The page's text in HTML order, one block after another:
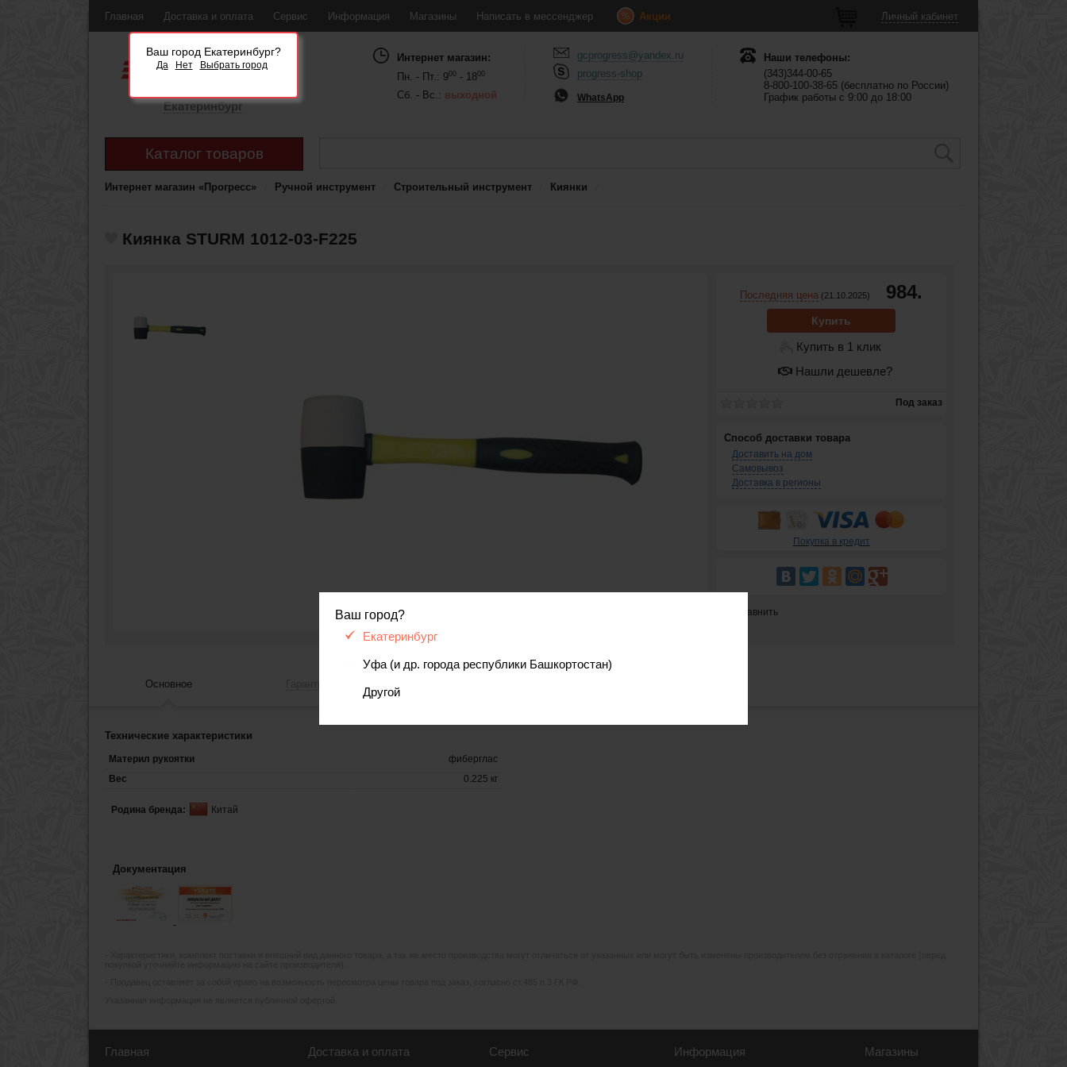
Ваш город?
Екатеринбург
Уфа (и др. города республики Башкортостан)
Другой
Главная Доставка и оплата Сервис Информация Магазины Написать в мессенджер Акции Личный кабинет
Ваш город Екатеринбург?
Да Нет Выбрать город
Екатеринбург
Интернет магазин:
Пн. - Пт.: 900 - 1800
Сб. - Вс.: выходной
gcprogress@yandex.ru
progress-shop
WhatsApp
Наши телефоны:
(343)344-00-65
8-800-100-38-65 (бесплатно по России)
График работы с 9:00 до 18:00
Каталог товаров
Интернет магазин «Прогресс» Ручной инструмент Строительный инструмент Киянки
Киянка STURM 1012-03-F225
Последняя цена (21.10.2025) 984.
Купить
Купить в 1 клик
Нашли дешевле?
Под заказ
Способ доставки товара
Доставить на дом
Самовывоз
Доставка в регионы
Покупка в кредит
Сравнить
Основное
Технические характеристики
Материл рукоятки
фиберглас
Вес
0.225 кг
Родина бренда: Китай
Документация
Главная Доставка и оплата Сервис Информация Магазины